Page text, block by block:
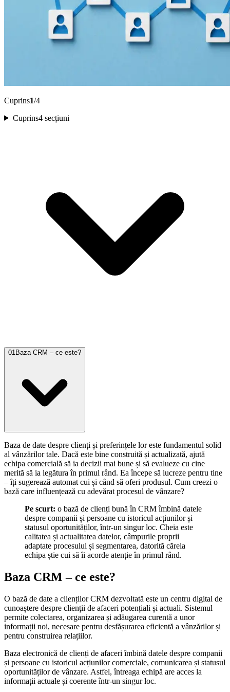
Cuprins1/4
Cuprins4 secțiuni
01 Baza CRM – ce este?
Baza de date despre clienți și preferințele lor este fundamentul solid
al vânzărilor tale. Dacă este bine construită și actualizată, ajută
echipa comercială să ia decizii mai bune și să evalueze cu cine
merită să ia legătura în primul rând. Ea începe să lucreze pentru tine
– îți sugerează automat cui și când să oferi produsul. Cum creezi o
bază care influențează cu adevărat procesul de vânzare?
Pe scurt: o bază de clienți bună în CRM îmbină datele
despre companii și persoane cu istoricul acțiunilor și
statusul oportunităților, într-un singur loc. Cheia este
calitatea și actualitatea datelor, câmpurile proprii
adaptate procesului și segmentarea, datorită căreia
echipa știe cui să îi acorde atenție în primul rând.
Baza CRM – ce este?
O bază de date a clienților CRM dezvoltată este un centru digital de
cunoaștere despre clienții de afaceri potențiali și actuali. Sistemul
permite colectarea, organizarea și adăugarea curentă a unor
informații noi, necesare pentru desfășurarea eficientă a vânzărilor și
pentru construirea relațiilor.
Baza electronică de clienți de afaceri îmbină datele despre companii
și persoane cu istoricul acțiunilor comerciale, comunicarea și statusul
oportunităților de vânzare. Astfel, întreaga echipă are acces la
informații actuale și coerente într-un singur loc.